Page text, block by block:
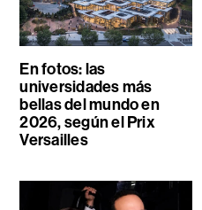
En fotos: las
universidades más
bellas del mundo en
2026, según el Prix
Versailles